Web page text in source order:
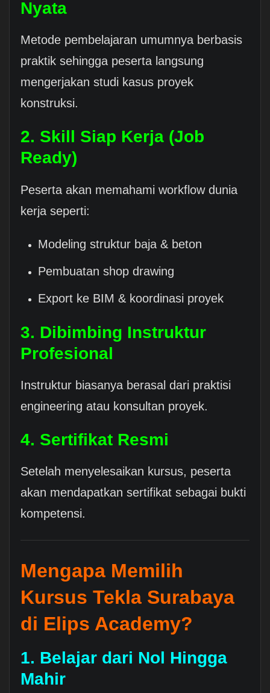
Nyata
Metode pembelajaran umumnya berbasis
praktik sehingga peserta langsung
mengerjakan studi kasus proyek
konstruksi.
2. Skill Siap Kerja (Job
Ready)
Peserta akan memahami workflow dunia
kerja seperti:
Modeling struktur baja & beton
Pembuatan shop drawing
Export ke BIM & koordinasi proyek
3. Dibimbing Instruktur
Profesional
Instruktur biasanya berasal dari praktisi
engineering atau konsultan proyek.
4. Sertifikat Resmi
Setelah menyelesaikan kursus, peserta
akan mendapatkan sertifikat sebagai bukti
kompetensi.
Mengapa Memilih
Kursus Tekla Surabaya
di Elips Academy?
1. Belajar dari Nol Hingga
Mahir